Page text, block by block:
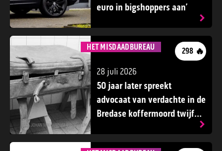
ANP
euro in bigshoppers aan’
JOHAN VAN GURP VIA BN DE STEM
HET MISDAADBUREAU 298 🔥
28 juli 2026
50 jaar later spreekt
advocaat van verdachte in de
Bredase koffermoord twijfels